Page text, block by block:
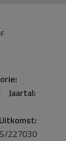
Jaartal:
Uitkomst:
227030